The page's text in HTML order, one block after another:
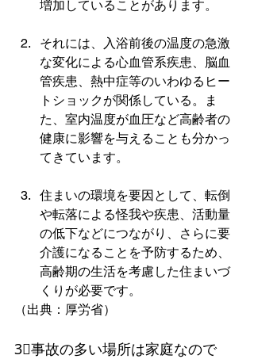
増加していることがあります。
それには、入浴前後の温度の急激
な変化による心血管系疾患、脳血
管疾患、熱中症等のいわゆるヒー
トショックが関係している。ま
た、室内温度が血圧など高齢者の
健康に影響を与えることも分かっ
てきています。
住まいの環境を要因として、転倒
や転落による怪我や疾患、活動量
の低下などにつながり、さらに要
介護になることを予防するため、
高齢期の生活を考慮した住まいづ
くりが必要です。
（出典：厚労省）
3⃣事故の多い場所は家庭なので